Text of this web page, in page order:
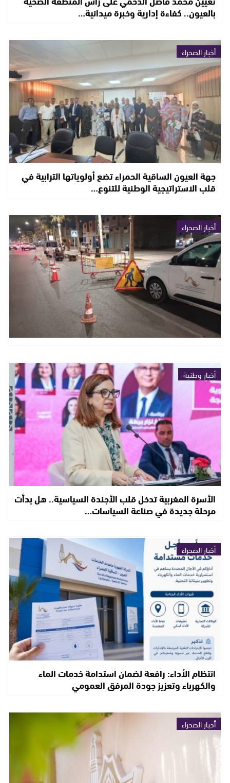
بالعيون.. كفاءة إدارية وخبرة ميدانية…
أخبار الصحراء
جهة العيون الساقية الحمراء تضع أولوياتها الترابية في
قلب الاستراتيجية الوطنية للتنوع…
أخبار الصحراء
أخبار وطنية
الأسرة المغربية تدخل قلب الأجندة السياسية.. هل بدأت
مرحلة جديدة في صناعة السياسات…
أخبار الصحراء
انتظام الأداء: رافعة لضمان استدامة خدمات الماء
والكهرباء وتعزيز جودة المرفق العمومي
أخبار الصحراء